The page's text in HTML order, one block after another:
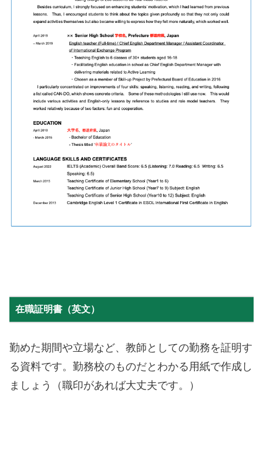
在職証明書（英文）
勤めた期間や立場など、教師としての勤務を証明す
る資料です。勤務校のものだとわかる用紙で作成し
ましょう（職印があれば大丈夫です。）